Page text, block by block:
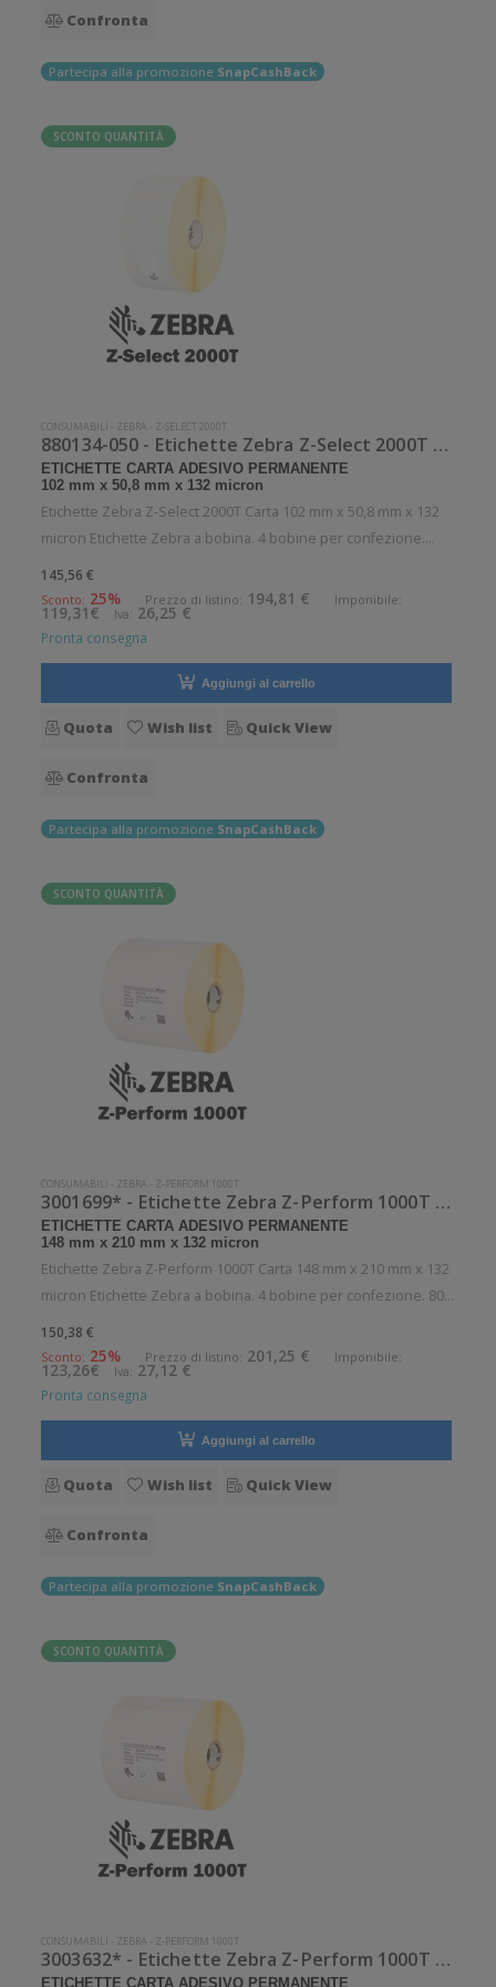
Confronta
Partecipa alla promozione SnapCashBack
SCONTO QUANTITÀ
CONSUMABILI - ZEBRA - Z-SELECT 2000T
880134-050 - Etichette Zebra Z-Select 2000T Carta
ETICHETTE CARTA ADESIVO PERMANENTE
102 mm x 50,8 mm x 132 micron
Etichette Zebra Z-Select 2000T Carta 102 mm x 50,8 mm x 132
micron Etichette Zebra a bobina. 4 bobine per confezione.
permanente. Diametro interno: 76 mm. Diametro esterno: 200
mm. Tipo: Sup
145,56 €
Sconto: 25% Prezzo di listino: 194,81 € Imponibile:
119,31€ Iva: 26,25 €
Pronta consegna
Aggiungi al carrello
Quota Wish list Quick View
Confronta
Partecipa alla promozione SnapCashBack
SCONTO QUANTITÀ
CONSUMABILI - ZEBRA - Z-PERFORM 1000T
3001699* - Etichette Zebra Z-Perform 1000T Carta
ETICHETTE CARTA ADESIVO PERMANENTE
148 mm x 210 mm x 132 micron
Etichette Zebra Z-Perform 1000T Carta 148 mm x 210 mm x 132
micron Etichette Zebra a bobina. 4 bobine per confezione. 800
etichette per bobina. Etichette in carta con adesivo
permanente. Diametro interno: 76 mm. Diametro esterno: 200
mm. Tipo: Supp
150,38 €
Sconto: 25% Prezzo di listino: 201,25 € Imponibile:
123,26€ Iva: 27,12 €
Pronta consegna
Aggiungi al carrello
Quota Wish list Quick View
Confronta
Partecipa alla promozione SnapCashBack
SCONTO QUANTITÀ
CONSUMABILI - ZEBRA - Z-PERFORM 1000T
3003632* - Etichette Zebra Z-Perform 1000T Carta